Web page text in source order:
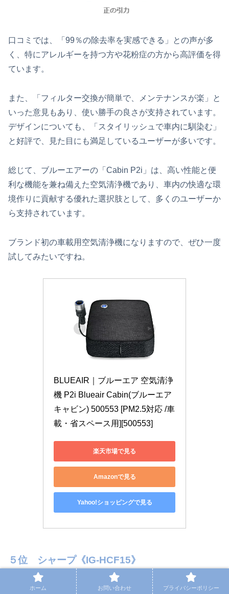
口コミでは、「99％の除去率を実感できる」との声が多
く、特にアレルギーを持つ方や花粉症の方から高評価を得
ています。
また、「フィルター交換が簡単で、メンテナンスが楽」と
いった意見もあり、使い勝手の良さが支持されています。
デザインについても、「スタイリッシュで車内に馴染む」
と好評で、見た目にも満足しているユーザーが多いです。
総じて、ブルーエアーの「Cabin P2i」は、高い性能と便
利な機能を兼ね備えた空気清浄機であり、車内の快適な環
境作りに貢献する優れた選択肢として、多くのユーザーか
ら支持されています。
ブランド初の車載用空気清浄機になりますので、ぜひ一度
試してみたいですね。
BLUEAIR｜ブルーエア 空気清浄
機 P2i Blueair Cabin(ブルーエア
キャビン) 500553 [PM2.5対応 /車
載・省スペース用][500553]
楽天市場で見る
Amazonで見る
Yahoo!ショッピングで見る
５位 シャープ《IG-HCF15》
ホーム お問い合わせ プライバシーポリシー